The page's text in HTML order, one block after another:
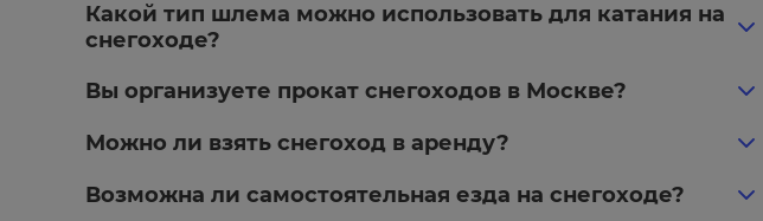
Какой тип шлема можно использовать для катания на
снегоходе?
Вы организуете прокат снегоходов в Москве?
Можно ли взять снегоход в аренду?
Возможна ли самостоятельная езда на снегоходе?